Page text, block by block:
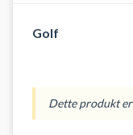
Golf
Dette produkt